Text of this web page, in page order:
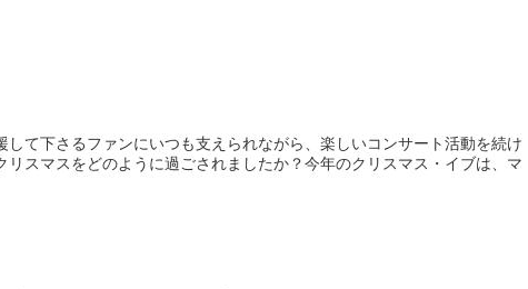
て下さるファンにいつも支えられながら、楽しいコンサート活動を続け
スマスをどのように過ごされましたか？今年のクリスマス・イブは、マ